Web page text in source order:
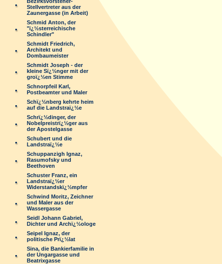
Stellvertreter aus der
Zaunergasse (in Arbeit)
Schmid Anton, der
"ï¿½sterreichische
Schindler"
Schmidt Friedrich,
Architekt und
Dombaumeister
Schmidt Joseph - der
kleine Sï¿½nger mit der
groï¿½en Stimme
Schnorpfeil Karl,
Postbeamter und Maler
Schï¿½nberg kehrte heim
auf die Landstraï¿½e
Schrï¿½dinger, der
Nobelpreistrï¿½ger aus
der Apostelgasse
Schubert und die
Landstraï¿½e
Schuppanzigh Ignaz,
Rasumofsky und
Beethoven
Schuster Franz, ein
Landstraï¿½er
Widerstandskï¿½mpfer
Schwind Moritz, Zeichner
und Maler aus der
Wassergasse
Seidl Johann Gabriel,
Dichter und Archï¿½ologe
Seipel Ignaz, der
politische Prï¿½lat
Sina, die Bankierfamilie in
der Ungargasse und
Beatrixgasse